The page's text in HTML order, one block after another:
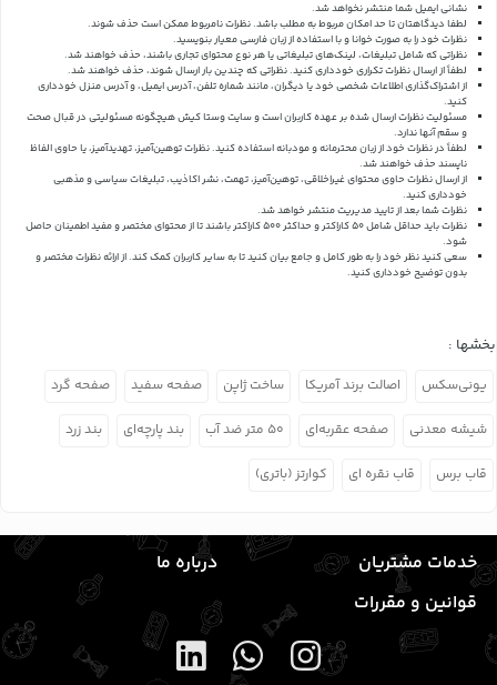
نشانی ایمیل شما منتشر نخواهد شد.
لطفا دیدگاهتان تا حد امکان مربوط به مطلب باشد. نظرات نامربوط ممکن است حذف شوند.
نظرات خود را به صورت خوانا و با استفاده از زبان فارسی معیار بنویسید.
نظراتی که شامل تبلیغات، لینک‌های تبلیغاتی یا هر نوع محتوای تجاری باشند، حذف خواهند شد.
لطفاً از ارسال نظرات تکراری خودداری کنید. نظراتی که چندین بار ارسال شوند، حذف خواهند شد.
از اشتراک‌گذاری اطلاعات شخصی خود یا دیگران، مانند شماره تلفن، آدرس ایمیل، و آدرس منزل خودداری
کنید.
مسئولیت نظرات ارسال شده بر عهده کاربران است و سایت وستا کیش هیچگونه مسئولیتی در قبال صحت
و سقم آنها ندارد.
لطفاً در نظرات خود از زبان محترمانه و مودبانه استفاده کنید. نظرات توهین‌آمیز، تهدیدآمیز، یا حاوی الفاظ
ناپسند حذف خواهند شد.
از ارسال نظرات حاوی محتوای غیراخلاقی، توهین‌آمیز، تهمت، نشر اکاذیب، تبلیغات سیاسی و مذهبی
خودداری کنید.
نظرات شما بعد از تایید مدیریت منتشر خواهد شد.
نظرات باید حداقل شامل 50 کاراکتر و حداکثر 500 کاراکتر باشند تا از محتوای مختصر و مفید اطمینان حاصل
شود.
سعی کنید نظر خود را به طور کامل و جامع بیان کنید تا به سایر کاربران کمک کند.از ارائه نظرات مختصر و
بدون توضیح خودداری کنید.
بخشها :
یونی‌سکس اصالت برند آمریکا ساخت ژاپن صفحه سفید صفحه گرد
شیشه معدنی صفحه عقربه‌ای ۵۰ متر ضد آب بند پارچه‌ای بند زرد
قاب برس قاب نقره ای کوارتز (باتری)
خدمات مشتریان
درباره ما
قوانین و مقررات